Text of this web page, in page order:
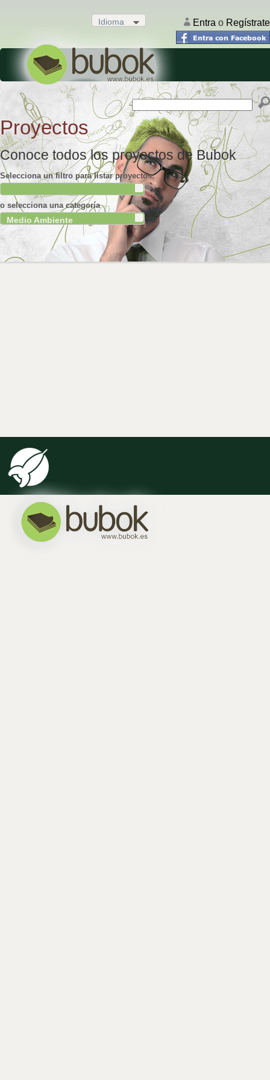
Idioma . Entra o Regístrate
Proyectos
Conoce todos los proyectos de Bubok
Selecciona un filtro para listar proyectos:
.
o selecciona una categoría
Medio Ambiente .